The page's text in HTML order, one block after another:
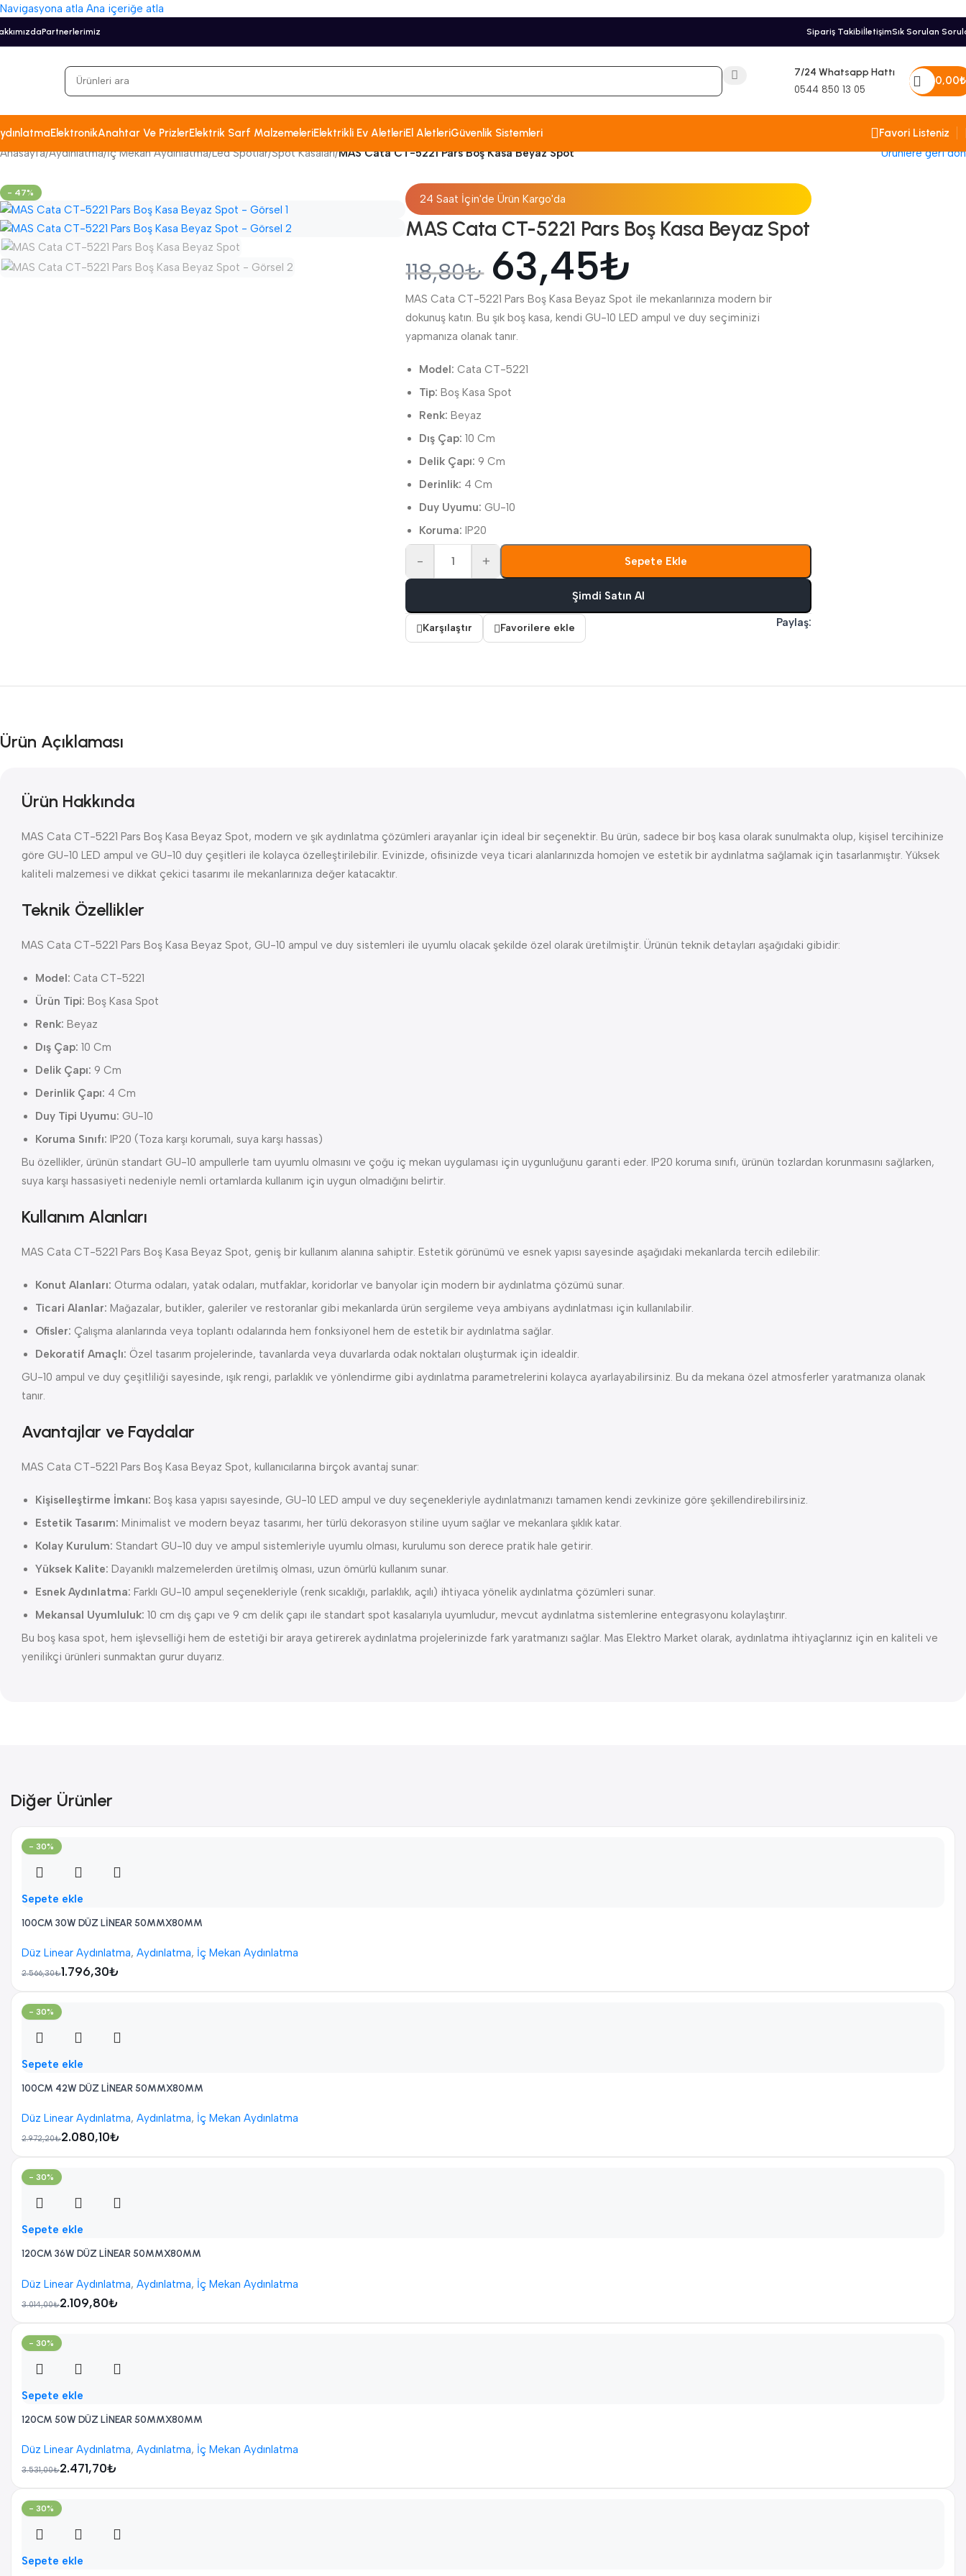
Navigasyona atla Ana içeriğe atla
Partnerlerimiz Sipariş TakibiİletişimSık Sorulan
7/24 Whatsapp Hattı
0544 850 13 05
0,00₺
ElektronikAnahtar Ve PrizlerElektrik Sarf MalzemeleriElektrikli Ev AletleriEl AletleriGüvenlik Sistemleri
Favori Listeniz
Anasayfa/Aydınlatma/İç Mekan Aydınlatma/Led Spotlar/Spot Kasaları/MAS Cata CT-5221 Pars Boş Kasa Beyaz Spot Ürünlere geri dön
- 47% 24 Saat İçin'de Ürün Kargo'da
MAS Cata CT-5221 Pars Boş Kasa Beyaz Spot
118,80₺ 63,45₺
MAS Cata CT-5221 Pars Boş Kasa Beyaz Spot ile mekanlarınıza modern bir
dokunuş katın. Bu şık boş kasa, kendi GU-10 LED ampul ve duy seçiminizi
yapmanıza olanak tanır.
Model: Cata CT-5221
Tip: Boş Kasa Spot
Renk: Beyaz
Dış Çap: 10 Cm
Delik Çapı: 9 Cm
Derinlik: 4 Cm
Duy Uyumu: GU-10
Koruma: IP20
- + Sepete Ekle
Şimdi Satın Al
Karşılaştır Favorilere ekle Paylaş:
Ürün Açıklaması
Ürün Hakkında
MAS Cata CT-5221 Pars Boş Kasa Beyaz Spot, modern ve şık aydınlatma çözümleri arayanlar için ideal bir seçenektir. Bu ürün, sadece bir boş kasa olarak sunulmakta olup, kişisel tercihinize
göre GU-10 LED ampul ve GU-10 duy çeşitleri ile kolayca özelleştirilebilir. Evinizde, ofisinizde veya ticari alanlarınızda homojen ve estetik bir aydınlatma sağlamak için tasarlanmıştır. Yüksek
kaliteli malzemesi ve dikkat çekici tasarımı ile mekanlarınıza değer katacaktır.
Teknik Özellikler
MAS Cata CT-5221 Pars Boş Kasa Beyaz Spot, GU-10 ampul ve duy sistemleri ile uyumlu olacak şekilde özel olarak üretilmiştir. Ürünün teknik detayları aşağıdaki gibidir:
Model: Cata CT-5221
Ürün Tipi: Boş Kasa Spot
Renk: Beyaz
Dış Çap: 10 Cm
Delik Çapı: 9 Cm
Derinlik Çapı: 4 Cm
Duy Tipi Uyumu: GU-10
Koruma Sınıfı: IP20 (Toza karşı korumalı, suya karşı hassas)
Bu özellikler, ürünün standart GU-10 ampullerle tam uyumlu olmasını ve çoğu iç mekan uygulaması için uygunluğunu garanti eder. IP20 koruma sınıfı, ürünün tozlardan korunmasını sağlarken,
suya karşı hassasiyeti nedeniyle nemli ortamlarda kullanım için uygun olmadığını belirtir.
Kullanım Alanları
MAS Cata CT-5221 Pars Boş Kasa Beyaz Spot, geniş bir kullanım alanına sahiptir. Estetik görünümü ve esnek yapısı sayesinde aşağıdaki mekanlarda tercih edilebilir:
Konut Alanları: Oturma odaları, yatak odaları, mutfaklar, koridorlar ve banyolar için modern bir aydınlatma çözümü sunar.
Ticari Alanlar: Mağazalar, butikler, galeriler ve restoranlar gibi mekanlarda ürün sergileme veya ambiyans aydınlatması için kullanılabilir.
Ofisler: Çalışma alanlarında veya toplantı odalarında hem fonksiyonel hem de estetik bir aydınlatma sağlar.
Dekoratif Amaçlı: Özel tasarım projelerinde, tavanlarda veya duvarlarda odak noktaları oluşturmak için idealdir.
GU-10 ampul ve duy çeşitliliği sayesinde, ışık rengi, parlaklık ve yönlendirme gibi aydınlatma parametrelerini kolayca ayarlayabilirsiniz. Bu da mekana özel atmosferler yaratmanıza olanak
tanır.
Avantajlar ve Faydalar
MAS Cata CT-5221 Pars Boş Kasa Beyaz Spot, kullanıcılarına birçok avantaj sunar:
Kişiselleştirme İmkanı: Boş kasa yapısı sayesinde, GU-10 LED ampul ve duy seçenekleriyle aydınlatmanızı tamamen kendi zevkinize göre şekillendirebilirsiniz.
Estetik Tasarım: Minimalist ve modern beyaz tasarımı, her türlü dekorasyon stiline uyum sağlar ve mekanlara şıklık katar.
Kolay Kurulum: Standart GU-10 duy ve ampul sistemleriyle uyumlu olması, kurulumu son derece pratik hale getirir.
Yüksek Kalite: Dayanıklı malzemelerden üretilmiş olması, uzun ömürlü kullanım sunar.
Esnek Aydınlatma: Farklı GU-10 ampul seçenekleriyle (renk sıcaklığı, parlaklık, açılı) ihtiyaca yönelik aydınlatma çözümleri sunar.
Mekansal Uyumluluk: 10 cm dış çapı ve 9 cm delik çapı ile standart spot kasalarıyla uyumludur, mevcut aydınlatma sistemlerine entegrasyonu kolaylaştırır.
Bu boş kasa spot, hem işlevselliği hem de estetiği bir araya getirerek aydınlatma projelerinizde fark yaratmanızı sağlar. Mas Elektro Market olarak, aydınlatma ihtiyaçlarınız için en kaliteli ve
yenilikçi ürünleri sunmaktan gurur duyarız.
Diğer Ürünler
- 30%
Sepete ekle
100CM 30W DÜZ LİNEAR 50MMX80MM
Düz Linear Aydınlatma, Aydınlatma, İç Mekan Aydınlatma
2.566,30₺1.796,30₺
- 30%
Sepete ekle
100CM 42W DÜZ LİNEAR 50MMX80MM
Düz Linear Aydınlatma, Aydınlatma, İç Mekan Aydınlatma
2.972,20₺2.080,10₺
- 30%
Sepete ekle
120CM 36W DÜZ LİNEAR 50MMX80MM
Düz Linear Aydınlatma, Aydınlatma, İç Mekan Aydınlatma
3.014,00₺2.109,80₺
- 30%
Sepete ekle
120CM 50W DÜZ LİNEAR 50MMX80MM
Düz Linear Aydınlatma, Aydınlatma, İç Mekan Aydınlatma
3.531,00₺2.471,70₺
- 30%
Sepete ekle